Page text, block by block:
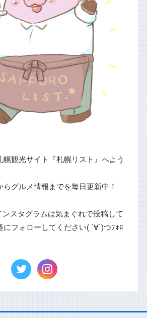
幌観光サイト『札幌リスト』へよう
グルメ情報までを毎日更新中！
ンスタグラムは気まぐれで投稿して
にフォローしてください( ´∀`)つﾌｫﾛ